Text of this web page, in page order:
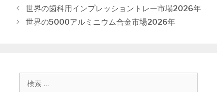
テ
ゴ
投
稿
世界の歯科用インプレッショントレー市場2026年
世界の5000アルミニウム合金市場2026年